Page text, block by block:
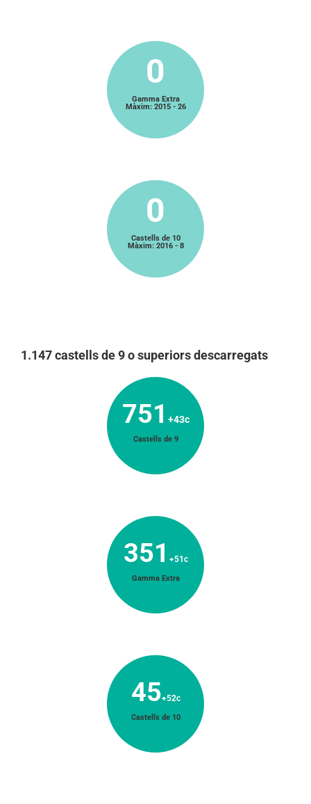
0
Gamma Extra
Màxim: 2015 - 26
0
Castells de 10
Màxim: 2016 - 8
1.147 castells de 9 o superiors descarregats
751 +43c
Castells de 9
351 +51c
Gamma Extra
45+52c
Castells de 10